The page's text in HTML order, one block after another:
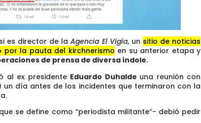
es director de laAgencia El Vigía, un sitio de noticias
por la pauta del kirchnerismo en su anterior etapa y
de prensa de diversa índole.
al ex presidente Eduardo Duhalde una reunión con
un día antes de los incidentes que terminaron con la
se define como “periodista militante”- debió pedir